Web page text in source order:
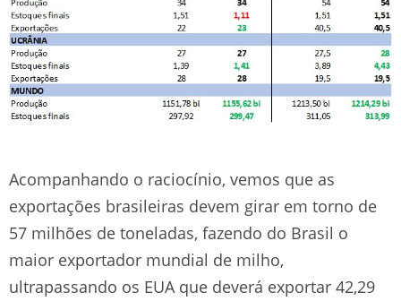
Acompanhando o raciocínio, vemos que as
exportações brasileiras devem girar em torno de
57 milhões de toneladas, fazendo do Brasil o
maior exportador mundial de milho,
ultrapassando os EUA que deverá exportar 42,29